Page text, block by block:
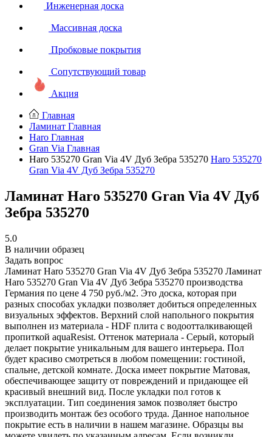
Инженерная доска
Массивная доска
Пробковые покрытия
Сопутствующий товар
Акция
Главная
Ламинат Главная
Haro Главная
Gran Via Главная
Haro 535270 Gran Via 4V Дуб Зебра 535270 Haro 535270
Gran Via 4V Дуб Зебра 535270
Ламинат Haro 535270 Gran Via 4V Дуб
Зебра 535270
5.0
В наличии образец
Задать вопрос
Ламинат Haro 535270 Gran Via 4V Дуб Зебра 535270 Ламинат
Haro 535270 Gran Via 4V Дуб Зебра 535270 производства
Германия по цене 4 750 руб./м2. Это доска, которая при
разных способах укладки позволяет добиться определенных
визуальных эффектов. Верхний слой напольного покрытия
выполнен из материала - HDF плита с водоотталкивающей
пропиткой aquaResist. Оттенок материала - Серый, который
делает покрытие уникальным для вашего интерьера. Пол
будет красиво смотреться в любом помещении: гостиной,
спальне, детской комнате. Доска имеет покрытие Матовая,
обеспечивающее защиту от повреждений и придающее ей
красивый внешний вид. После укладки пол готов к
эксплуатации. Тип соединения замок позволяет быстро
производить монтаж без особого труда. Данное напольное
покрытие есть в наличии в нашем магазине. Образцы вы